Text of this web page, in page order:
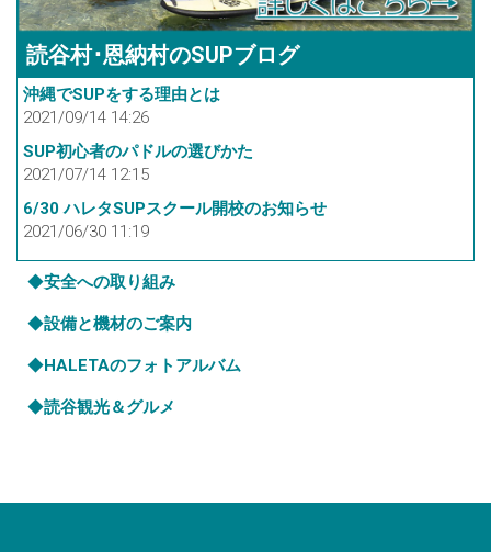
読谷村･恩納村のSUPブログ
沖縄でSUPをする理由とは
2021/09/14 14:26
SUP初心者のパドルの選びかた
2021/07/14 12:15
6/30 ハレタSUPスクール開校のお知らせ
2021/06/30 11:19
◆安全への取り組み
◆設備と機材のご案内
◆HALETAのフォトアルバム
◆読谷観光＆グルメ